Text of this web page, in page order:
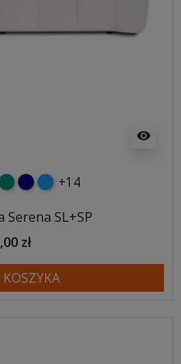
visibility
granatowy
niebieski
+14
SL+SP
zł